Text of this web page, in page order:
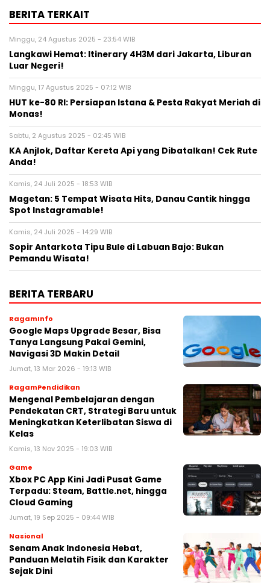
BERITA TERKAIT
Minggu, 24 Agustus 2025 - 23:54 WIB
Langkawi Hemat: Itinerary 4H3M dari Jakarta, Liburan
Luar Negeri!
Minggu, 17 Agustus 2025 - 07:12 WIB
HUT ke-80 RI: Persiapan Istana & Pesta Rakyat Meriah di
Monas!
Sabtu, 2 Agustus 2025 - 02:45 WIB
KA Anjlok, Daftar Kereta Api yang Dibatalkan! Cek Rute
Anda!
Kamis, 24 Juli 2025 - 18:53 WIB
Magetan: 5 Tempat Wisata Hits, Danau Cantik hingga
Spot Instagramable!
Kamis, 24 Juli 2025 - 14:29 WIB
Sopir Antarkota Tipu Bule di Labuan Bajo: Bukan
Pemandu Wisata!
BERITA TERBARU
RagamInfo
Google Maps Upgrade Besar, Bisa
Tanya Langsung Pakai Gemini,
Navigasi 3D Makin Detail
Jumat, 13 Mar 2026 - 19:13 WIB
RagamPendidikan
Mengenal Pembelajaran dengan
Pendekatan CRT, Strategi Baru untuk
Meningkatkan Keterlibatan Siswa di
Kelas
Kamis, 13 Nov 2025 - 19:03 WIB
Game
Xbox PC App Kini Jadi Pusat Game
Terpadu: Steam, Battle.net, hingga
Cloud Gaming
Jumat, 19 Sep 2025 - 09:44 WIB
Nasional
Senam Anak Indonesia Hebat,
Panduan Melatih Fisik dan Karakter
Sejak Dini